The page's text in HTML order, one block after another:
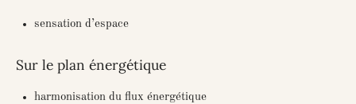
sensation d’espace
Sur le plan énergétique
harmonisation du flux énergétique